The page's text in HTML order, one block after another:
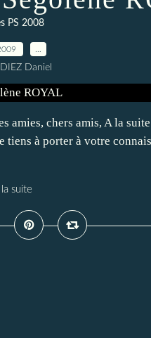
PS 2008
Daniel
amies, chers amis, A la
à porter à votre
suite